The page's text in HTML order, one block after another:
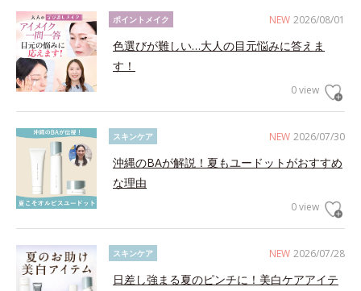
NEW 2026/08/01
ポイントメイク
色選びが難しい…大人の目元悩みに答えま
す！
0 view
NEW 2026/07/30
スキンケア
沖縄のBAが解説！夏もユードットがおすすめ
な理由
0 view
NEW 2026/07/28
スキンケア
日差し強まる夏のピンチに！美白ケアアイテ